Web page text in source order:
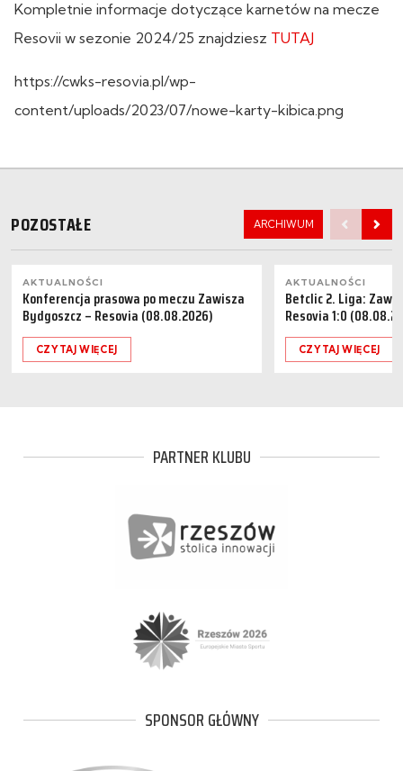
Kompletnie informacje dotyczące karnetów na mecze
Resovii w sezonie 2024/25 znajdziesz TUTAJ
https://cwks-resovia.pl/wp-
content/uploads/2023/07/nowe-karty-kibica.png
POZOSTAŁE ARCHIWUM
AKTUALNOŚCI
Konferencja prasowa po meczu Zawisza
Bydgoszcz – Resovia (08.08.2026)
CZYTAJ WIĘCEJ
AKTUALNOŚCI
Betclic 2. Liga:
Resovia 1:0
CZYTAJ WIĘCEJ
PARTNER KLUBU
SPONSOR GŁÓWNY